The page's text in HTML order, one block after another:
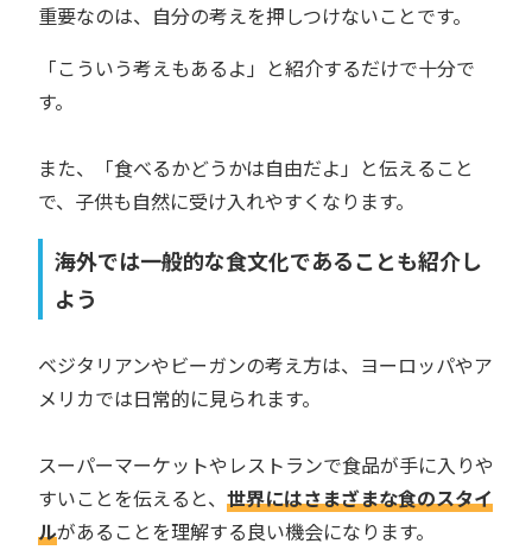
重要なのは、自分の考えを押しつけないことです。
「こういう考えもあるよ」と紹介するだけで十分で
す。
また、「食べるかどうかは自由だよ」と伝えること
で、子供も自然に受け入れやすくなります。
海外では一般的な食文化であることも紹介し
よう
ベジタリアンやビーガンの考え方は、ヨーロッパやア
メリカでは日常的に見られます。
スーパーマーケットやレストランで食品が手に入りや
すいことを伝えると、 世界にはさまざまな食のスタイ
ルがあることを理解する良い機会になります。